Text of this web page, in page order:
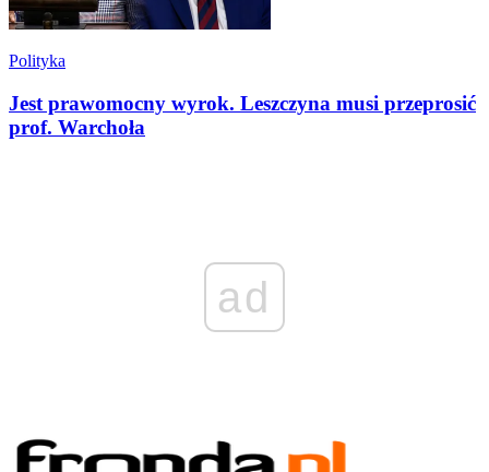
Polityka
Jest prawomocny wyrok. Leszczyna musi przeprosić
prof. Warchoła
ad